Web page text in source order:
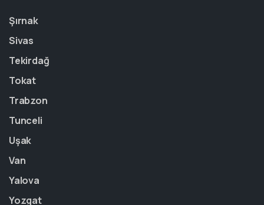
Şırnak
Sivas
Tekirdağ
Tokat
Trabzon
Tunceli
Uşak
Van
Yalova
Yozgat